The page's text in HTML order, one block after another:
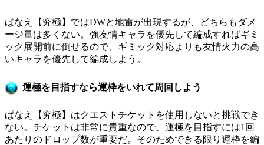
ぱなえ【究極】ではDWと地雷が出現するが、どちらもダメ
ージ量は多くない。強友情キャラを優先して編成すればギミ
ック展開前に倒せるので、ギミック対応よりも友情火力の高
いキャラを優先して編成しよう。
運極を目指すなら運枠をいれて周回しよう
ぱなえ【究極】はクエストチケットを使用しないと挑戦でき
ない。チケットは非常に貴重なので、運極を目指すには1回
あたりのドロップ数が重要だ。そのためできる限り運枠を編